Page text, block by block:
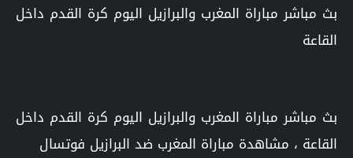
بث مباشر مباراة المغرب والبرازيل اليوم كرة القدم داخل
القاعة
بث مباشر مباراة المغرب والبرازيل اليوم كرة القدم داخل
القاعة ، مشاهدة مباراة المغرب ضد البرازيل فوتسال